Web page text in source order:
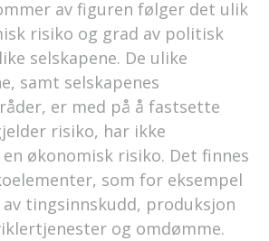
av figuren følger det ulik
risiko og grad av politisk
selskapene. De ulike
samt selskapenes
er med på å fastsette
risiko, har ikke
økonomisk risiko. Det finnes
som for eksempel
tingsinnskudd, produksjon
og omdømme.